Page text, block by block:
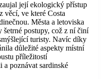
její ekologický přístup
věcí, ve které Costa
Města a letoviska
postupy, což z ní činí
turisty. Navíc díky
důležité aspekty místní
příležitostí
poznávat sardinské